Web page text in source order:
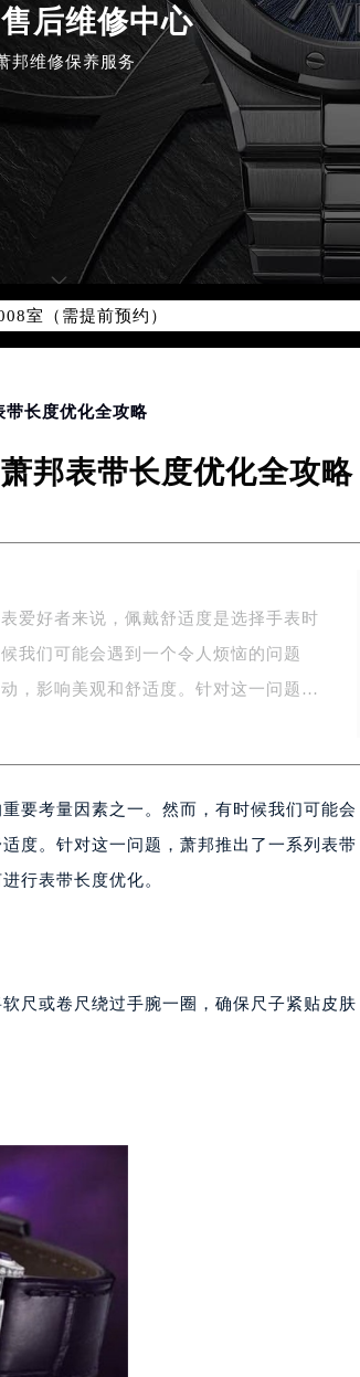
后维修中心
邦维修保养服务
、香港、澳门、台湾全部区域（非大陆需加
1102室（北京总部）（需提前预约）
前预约）
（需提前预约）
前预约）
提前预约）
1室（需提前预约）
室（需提前预约）
层3508室（需提前预约）
（需提前预约）
需提前预约）
座办公楼14层07室（需提前预约）
室（需提前预约）
（需提前预约）
需提前预约）
约）
需提前预约）
（芙蓉广场）10层13室（需提前预约）
3层整层（需提前预约）
1层整层（需提前预约）
B（需提前预约）
（需提前预约）
前预约）
需提前预约）
需提前预约）
预约）
（需提前预约）
约）
长度优化全攻略
邦表带长度优化全攻略
爱好者来说，佩戴舒适度是选择手表时
我们可能会遇到一个令人烦恼的问题
影响美观和舒适度。针对这一问题，
要考量因素之一。然而，有时候我们可能会
度。针对这一问题，萧邦推出了一系列表带
行表带长度优化。
尺或卷尺绕过手腕一圈，确保尺子紧贴皮肤